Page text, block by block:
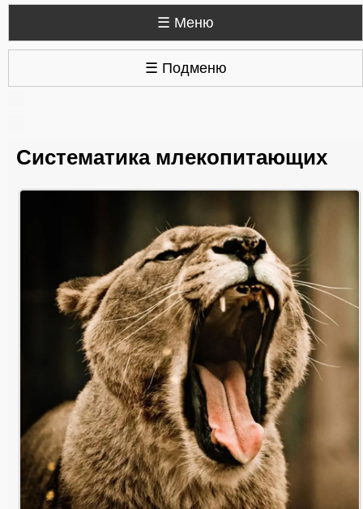
☰ Меню
☰ Подменю
Систематика млекопитающих